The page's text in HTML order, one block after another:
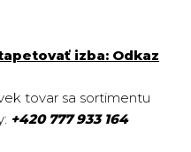
izba: Odkaz
tovar sa sortimentu
+420 777 933 164